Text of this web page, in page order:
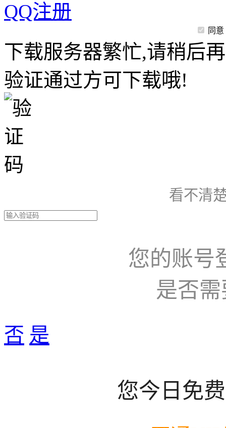
QQ注册
同意
下载服务器繁忙,请稍后
验证通过方可下载哦!
看不清
您的账号
是否
否 是
您今日免